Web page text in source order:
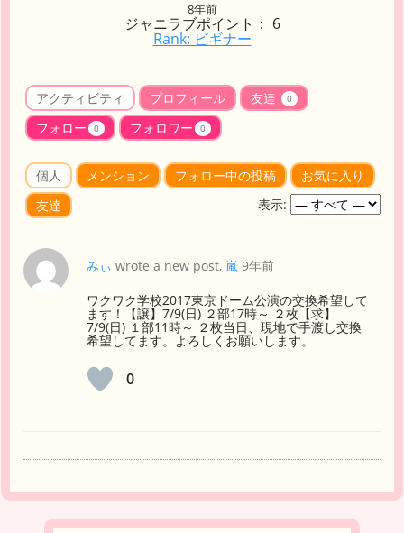
8年前
ジャニラブポイント： 6
Rank: ビギナー
アクティビティ プロフィール 友達 0
フォロー 0 フォロワー 0
個人 メンション フォロー中の投稿
お気に入り
友達
表示:
みぃ wrote a new post, 嵐 9年前
ワクワク学校2017東京ドーム公演の交換希望して
ます！【譲】7/9(日) ２部17時～ ２枚【求】
7/9(日) １部11時～ ２枚当日、現地で手渡し交換
希望してます。よろしくお願いします。
0